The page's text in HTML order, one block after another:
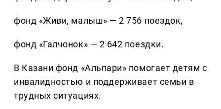
фонд «Живи, малыш» — 2 756 поездок,
фонд «Галчонок» — 2 642 поездки.
В Казани фонд «Альпари» помогает детям с
инвалидностью и поддерживает семьи в
трудных ситуациях.